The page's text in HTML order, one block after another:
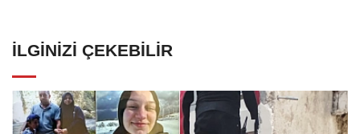
İLGINIZI ÇEKEBILIR